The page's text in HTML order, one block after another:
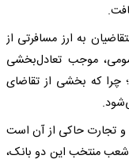
به ارز مسافرتی از
موجب تعادل‌بخشی
چرا که بخشی از تقاضای
و تجارت حاکی از آن است
شعب منتخب این دو بانک،